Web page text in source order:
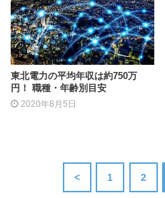
東北電力の平均年収は約750万
円！ 職種・年齢別目安
2020年8月5日
< 1 2